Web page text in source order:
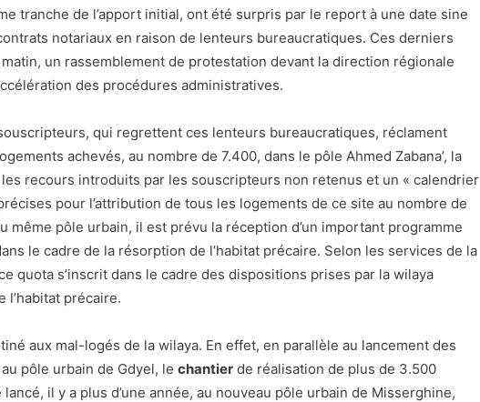
tranche de l’apport initial, ont été surpris par le report à une date sine
notariaux en raison de lenteurs bureaucratiques. Ces derniers
un rassemblement de protestation devant la direction régionale
des procédures administratives.
qui regrettent ces lenteurs bureaucratiques, réclament
achevés, au nombre de 7.400, dans le pôle Ahmed Zabana’, la
recours introduits par les souscripteurs non retenus et un « calendrier
pour l’attribution de tous les logements de ce site au nombre de
même pôle urbain, il est prévu la réception d’un important programme
le cadre de la résorption de l’habitat précaire. Selon les services de la
quota s’inscrit dans le cadre des dispositions prises par la wilaya
l’habitat précaire.
aux mal-logés de la wilaya. En effet, en parallèle au lancement des
pôle urbain de Gdyel, le chantier de réalisation de plus de 3.500
il y a plus d’une année, au nouveau pôle urbain de Misserghine,